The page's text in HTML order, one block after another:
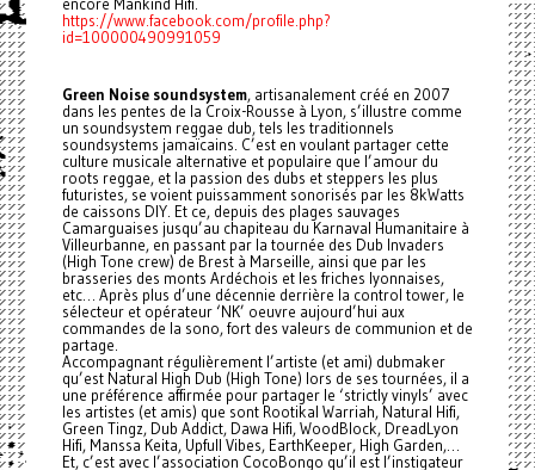
https://www.facebook.com/profile.php?
id=100000490991059
Green Noise soundsystem, artisanalement créé en 2007
dans les pentes de la Croix-Rousse à Lyon, s’illustre comme
un soundsystem reggae dub, tels les traditionnels
soundsystems jamaïcains. C’est en voulant partager cette
culture musicale alternative et populaire que l’amour du
roots reggae, et la passion des dubs et steppers les plus
futuristes, se voient puissamment sonorisés par les 8kWatts
de caissons DIY. Et ce, depuis des plages sauvages
Camarguaises jusqu’au chapiteau du Karnaval Humanitaire à
Villeurbanne, en passant par la tournée des Dub Invaders
(High Tone crew) de Brest à Marseille, ainsi que par les
brasseries des monts Ardéchois et les friches lyonnaises,
etc… Après plus d’une décennie derrière la control tower, le
sélecteur et opérateur ‘NK’ oeuvre aujourd’hui aux
commandes de la sono, fort des valeurs de communion et de
partage.
Accompagnant régulièrement l’artiste (et ami) dubmaker
qu’est Natural High Dub (High Tone) lors de ses tournées, il a
une préférence affirmée pour partager le ‘strictly vinyls’ avec
les artistes (et amis) que sont Rootikal Warriah, Natural Hifi,
Green Tingz, Dub Addict, Dawa Hifi, WoodBlock, DreadLyon
Hifi, Manssa Keita, Upfull Vibes, EarthKeeper, High Garden,…
Et, c’est avec l’association CocoBongo qu’il est l’instigateur